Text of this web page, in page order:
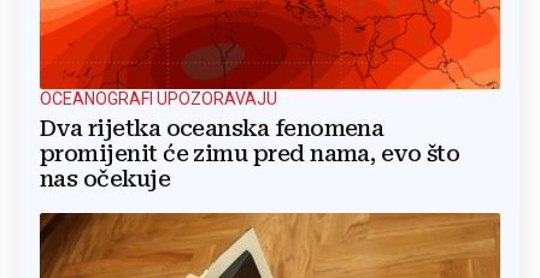
OCEANOGRAFI UPOZORAVAJU
Dva rijetka oceanska fenomena
promijenit će zimu pred nama, evo što
nas očekuje